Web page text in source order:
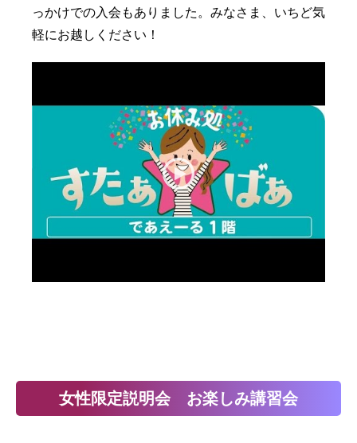
っかけでの入会もありました。みなさま、いちど気
軽にお越しください！
女性限定説明会 お楽しみ講習会